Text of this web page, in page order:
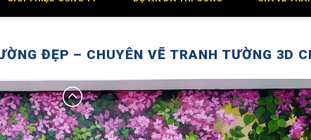
ĐẸP – CHUYÊN VẼ TRANH TƯỜNG 3D